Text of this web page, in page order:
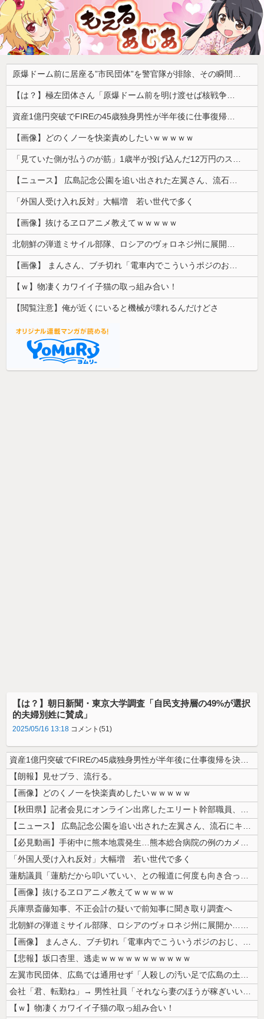
原爆ドーム前に居座る”市民団体”を警官隊が排除、その瞬間に周囲で見守っていた観客たちが……
【は？】極左団体さん「原爆ドーム前を明け渡せば核戦争が始まる！」→ 観衆のマジレスが鋭すぎるとネットで話題に → ｗｗｗｗｗｗｗｗｗｗｗｗ
資産1億円突破でFIREの45歳独身男性が半年後に仕事復帰を決意した「1通の通知」
【画像】どのくノ一を快楽責めしたいｗｗｗｗｗ
「見ていた側が払うのが筋」1歳半が投げ込んだ12万円のスマホ、半額提示した母親は冷たい？
【ニュース】 広島記念公園を追い出された左翼さん、流石にキモすぎて炎上
「外国人受け入れ反対」大幅増 若い世代で多く
【画像】抜けるヱロアニメ教えてｗｗｗｗｗ
北朝鮮の弾道ミサイル部隊、ロシアのヴォロネジ州に展開か…北朝鮮は本質的にウクライナと戦争状態に！
【画像】 まんさん、ブチ切れ「電車内でこういうポジのおじ、ガチでイラネ」→
【ｗ】物凄くカワイイ子猫の取っ組み合い！
【閲覧注意】俺が近くにいると機械が壊れるんだけどさ
【は？】朝日新聞・東京大学調査「自民支持層の49%が選択
的夫婦別姓に賛成」
2025/05/16 13:18 コメント(51)
資産1億円突破でFIREの45歳独身男性が半年後に仕事復帰を決意した「...
【朗報】見せブラ、流行る。
【画像】どのくノ一を快楽責めしたいｗｗｗｗｗ
【秋田県】記者会見にオンライン出席したエリート幹部職員、バスローブ姿で...
【ニュース】 広島記念公園を追い出された左翼さん、流石にキモすぎて炎上
【必見動画】手術中に熊本地震発生…熊本総合病院の例のカメラ映像、ノーカ...
「外国人受け入れ反対」大幅増 若い世代で多く
蓮舫議員「蓮舫だから叩いていい、との報道に何度も向き合ってきました。悔...
【画像】抜けるヱロアニメ教えてｗｗｗｗｗ
兵庫県斎藤知事、不正会計の疑いで前知事に聞き取り調査へ
北朝鮮の弾道ミサイル部隊、ロシアのヴォロネジ州に展開か…北朝鮮は本質的...
【画像】 まんさん、ブチ切れ「電車内でこういうポジのおじ、ガチでイラネ...
【悲報】坂口杏里、逃走ｗｗｗｗｗｗｗｗｗｗｗ
左翼市民団体、広島では通用せず「人殺しの汚い足で広島の土を踏むな！」→...
会社「君、転勤ね」→ 男性社員「それなら妻のほうが稼ぎいいんで辞めます...
【ｗ】物凄くカワイイ子猫の取っ組み合い！